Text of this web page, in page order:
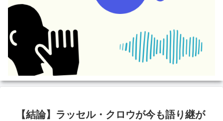
【結論】ラッセル・クロウが今も語り継が